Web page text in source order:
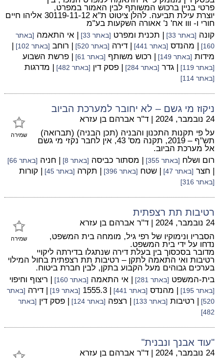
פרטי בניין ברכוש המשותף לבין האמור במפרט,
יוצרת עילת תביעה. להלן ציטוט ת"א 30119-11-12 אליהו חיים
חורי ו- ווו אח' נ' אאורה השקעות בע"מ
קונה [באתר 33] | תכנית ומפרט [באתר 33] | אי התאמה [באתר
160]
| מהנדס [באתר 441] | דירה [באתר 520] | רוחב [באתר 102]
|
מידות [באתר 149] | רכוש משותף [באתר 61] | פרשת השבוע
[באתר 119] | גדר [באתר 284] | פסק דין [באתר 482] | מדרגות
[באתר 114]
ניקוז מי גשם – לא יחובר למערכת הביוב
שמירה
24 נובמבר, 2024 | ד"ר אברהם בן עזרא
על פי תקנות התכנון והבניה (תכן הבניה) (תברואה)
תש"ף – 2019, תקנה מס' 43, אין לחבר נקזי מי גשם
אל מערכת הביוב.
רום ושלח [באתר 355] | מסתור כביסה [באתר 8] | חניה [באתר 66]
| חצר [באתר 47] | שטח [באתר 396] | תקרה [באתר 45] | קורות
[באתר 316]
רטיבות תת רצפתית
שמירה
24 נובמבר, 2024 | ד"ר אברהם בן עזרא
הסבריו ונימוקיו של רפי גיל, מומחה בית המשפט,
נדחו על ידי בית המשפט.
מדובר בסכסוך בין בעלת דירה שנתגלו בדירתה ליקויי
רטיבות ואי התאמה לתקן – רטיבות תת רצפתית בחול המילוי
בערכים גבוהים מעל הקבוע בתקן, לבין חברת ביטוח.
בית-המשפט [באתר 281] | אי התאמה [באתר 160] | ריצוף וחיפוי
[באתר 195] | מהנדס [באתר 441] | 1555.3 [באתר 19] | דירה [באתר
520]
| רטיבות [באתר 133] | רצפה [באתר 124] | פסק דין [באתר
482]
"עוד אבנך ונבנית"
24 נובמבר, 2024 | ד"ר אברהם בן עזרא